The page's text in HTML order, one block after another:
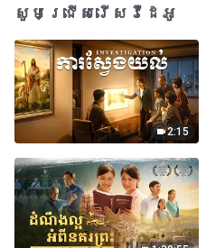
សូមជ្រើសរើសវីដេអូ
2:15